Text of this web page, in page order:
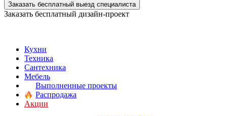
Заказать бесплатный выезд специалиста
Заказать бесплатный дизайн-проект
Кухни
Техника
Сантехника
Мебель
Выполненные проекты
Распродажа
Акции